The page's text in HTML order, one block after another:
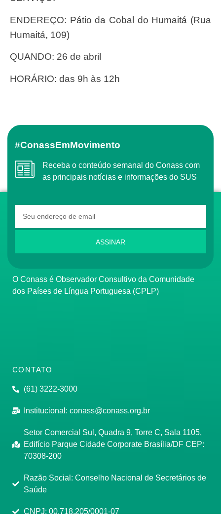
ENDEREÇO: Pátio da Cobal do Humaitá (Rua
Humaitá, 109)
QUANDO: 26 de abril
HORÁRIO: das 9h às 12h
#ConassEmMovimento
Receba o conteúdo semanal do Conass com
as principais notícias e informações do SUS
ASSINAR
O Conass é Observador Consultivo da Comunidade
dos Países de Língua Portuguesa (CPLP)
CONTATO
(61) 3222-3000
Institucional: conass@conass.org.br
Setor Comercial Sul, Quadra 9, Torre C, Sala 1105,
Edifício Parque Cidade Corporate Brasília/DF CEP:
70308-200
Razão Social: Conselho Nacional de Secretários de
Saúde
CNPJ: 00.718.205/0001-07